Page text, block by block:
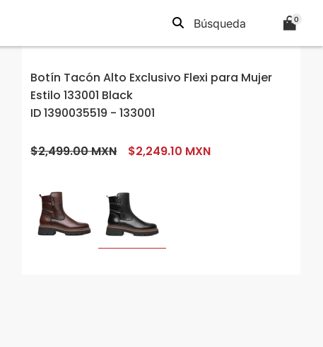
0
Botín Tacón Alto Exclusivo Flexi para Mujer
Estilo 133001 Black
ID 1390035519 - 133001
$2,499.00 MXN $2,249.10 MXN